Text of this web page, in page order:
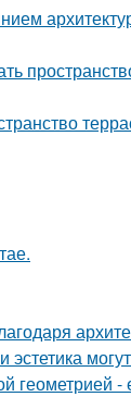
геометрией -